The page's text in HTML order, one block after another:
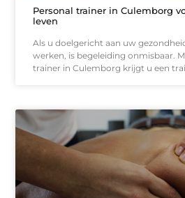
Personal trainer in Culemborg
leven
Als u doelgericht aan uw
werken, is begeleiding onmisbaar.
trainer in Culemborg krijgt u een